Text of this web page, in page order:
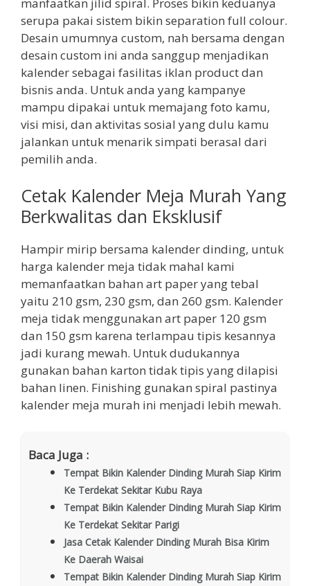
serupa pakai sistem bikin separation full colour.
Desain umumnya custom, nah bersama dengan
desain custom ini anda sanggup menjadikan
kalender sebagai fasilitas iklan product dan
bisnis anda. Untuk anda yang kampanye
mampu dipakai untuk memajang foto kamu,
visi misi, dan aktivitas sosial yang dulu kamu
jalankan untuk menarik simpati berasal dari
pemilih anda.
Cetak Kalender Meja Murah Yang
Berkwalitas dan Eksklusif
Hampir mirip bersama kalender dinding, untuk
harga kalender meja tidak mahal kami
memanfaatkan bahan art paper yang tebal
yaitu 210 gsm, 230 gsm, dan 260 gsm. Kalender
meja tidak menggunakan art paper 120 gsm
dan 150 gsm karena terlampau tipis kesannya
jadi kurang mewah. Untuk dudukannya
gunakan bahan karton tidak tipis yang dilapisi
bahan linen. Finishing gunakan spiral pastinya
kalender meja murah ini menjadi lebih mewah.
Baca Juga :
Tempat Bikin Kalender Dinding Murah Siap Kirim
Ke Terdekat Sekitar Kubu Raya
Tempat Bikin Kalender Dinding Murah Siap Kirim
Ke Terdekat Sekitar Parigi
Jasa Cetak Kalender Dinding Murah Bisa Kirim
Ke Daerah Waisai
Tempat Bikin Kalender Dinding Murah Siap Kirim